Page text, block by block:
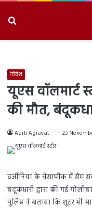
विदेश
यूएस वॉलमार्ट
की मौत,
Aarti Agravat 23
वर्जीनिया के चेसापीक में सैम
बंदूकधारी द्वारा की गई
पुलिस ने बताया कि शूटर भी